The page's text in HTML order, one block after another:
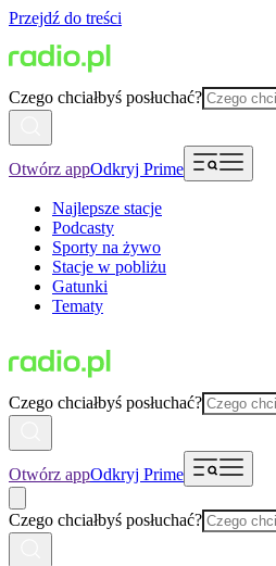
Przejdź do treści
Czego chciałbyś posłuchać?
Otwórz appOdkryj Prime
Najlepsze stacje
Podcasty
Sporty na żywo
Stacje w pobliżu
Gatunki
Tematy
Czego chciałbyś posłuchać?
Otwórz appOdkryj Prime
Czego chciałbyś posłuchać?